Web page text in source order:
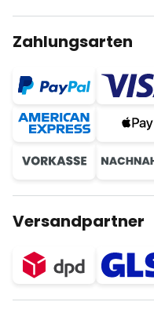
Zahlungsarten
Versandpartner